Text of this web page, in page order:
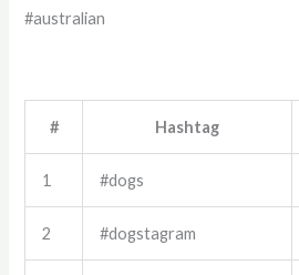
#australian
# Hashtag
1 #dogs
2 #dogstagram